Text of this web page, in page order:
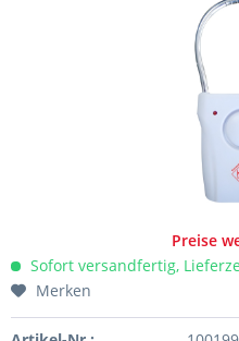
Preise
Sofort versandfertig,
Merken